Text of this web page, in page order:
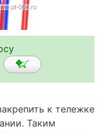
к тележке
Таким